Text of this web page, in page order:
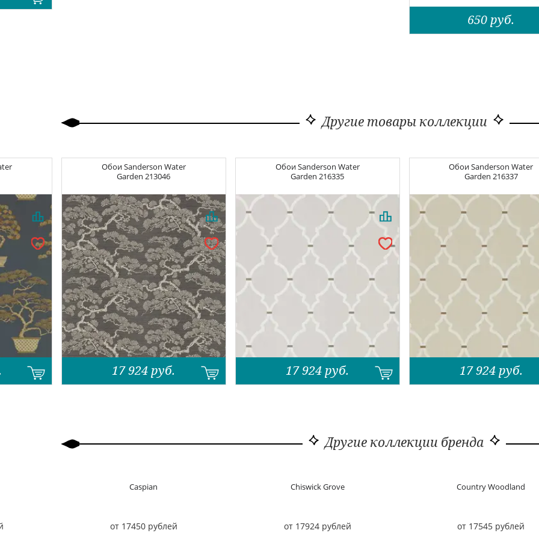
650 руб.
Другие товары коллекции
ОбоиSanderson Water
Garden213046
17 924руб.
ОбоиSanderson Water
Garden216335
17 924руб.
ОбоиSanderson Water
Garden 216337
17 924руб.
Другие коллекции бренда
Caspian
от 17450 рублей
Chiswick Grove
от 17924 рублей
Country Woodland
от 17545 рублей